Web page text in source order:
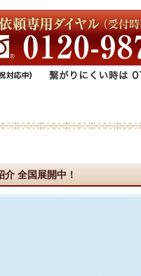
介 全国展開中！